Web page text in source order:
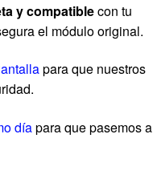
y compatiblecon tu
el módulo original.
para que nuestros
díapara que pasemos a